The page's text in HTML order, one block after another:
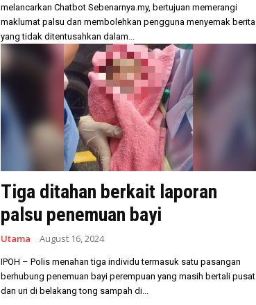
melancarkan Chatbot Sebenarnya.my, bertujuan memerangi
maklumat palsu dan membolehkan pengguna menyemak berita
yang tidak ditentusahkan dalam...
Tiga ditahan berkait laporan
palsu penemuan bayi
Utama August 16, 2024
IPOH – Polis menahan tiga individu termasuk satu pasangan
berhubung penemuan bayi perempuan yang masih bertali pusat
dan uri di belakang tong sampah di...